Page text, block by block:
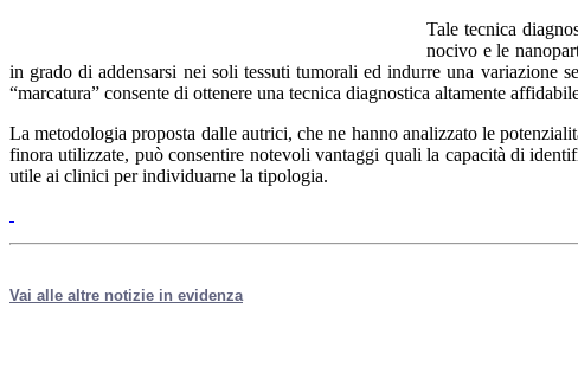
Tale tecnica
nocivo e le
in grado di addensarsi nei soli tessuti tumorali ed indurre una variazione
“marcatura” consente di ottenere una tecnica diagnostica altamente
La metodologia proposta dalle autrici, che ne hanno analizzato le
finora utilizzate, può consentire notevoli vantaggi quali la capacità di
utile ai clinici per individuarne la tipologia.
Vai alle altre notizie in evidenza